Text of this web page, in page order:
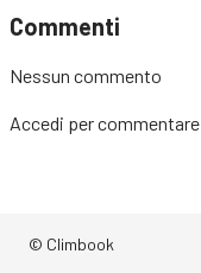
Commenti
Nessun commento
Accedi per commentare
© Climbook